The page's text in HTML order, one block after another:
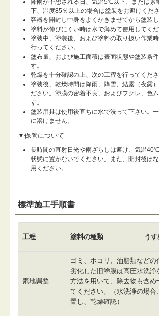
下、湿度85％以上の場合は塗装をお避けくださ
容器を開封し中身をよくかきまぜてから塗装し
塗料が伸びにくい時は水で薄めて使用してくだ
塗装中、塗装後、および塗料の取り扱い作業
行ってください。
塗布量、および施工面積は表面状態や塗装条
す。
乾燥を十分確認の上、次の工程を行ってくださ
塗装後、乾燥時間は降雨、降雪、結露（夜露
ださい。塗膜の密着不良、およびフクレ、色
す。
塗装用具は使用後直ちに水で洗って下さい。
に溶けません。
▼保管について
長時間の直射日光や雨ざらしは避け、気温
状態に置かないでください。また、開封後は
用ください。
標準施工手順書
工程 塗料の種類 う
素地調整
ゴミ、ホコリ、油脂類などの
劣化した旧塗膜は高圧水洗浄
方法を用いて、除去物も含め
てください。（水洗浄の場合
置し、乾燥確認）